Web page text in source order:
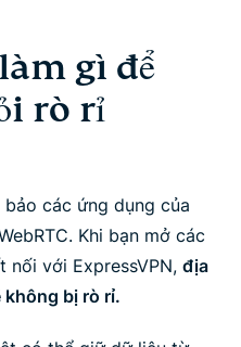
gì để
rò rỉ
các ứng dụng của
Khi bạn mở các
với ExpressVPN, địa
không bị rò rỉ.